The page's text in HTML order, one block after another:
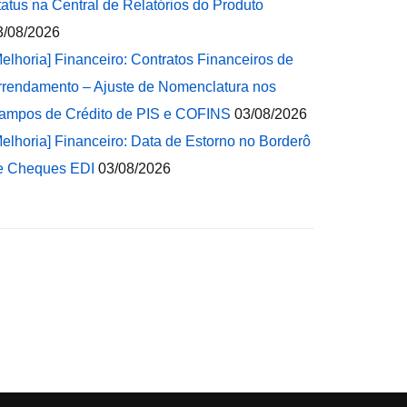
na Central de Relatórios do Produto
08/2026
Financeiro: Contratos Financeiros de
– Ajuste de Nomenclatura nos
de Crédito de PIS e COFINS 03/08/2026
Financeiro: Data de Estorno no Borderô
Cheques EDI 03/08/2026